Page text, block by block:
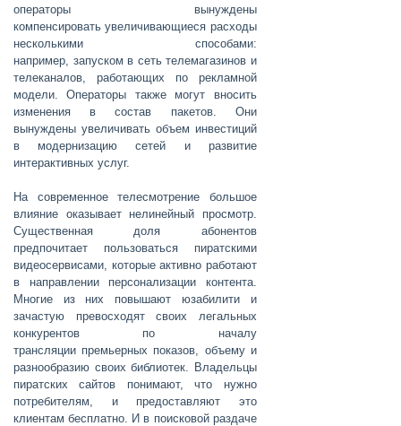
операторы вынуждены
компенсировать увеличивающиеся расходы
несколькими способами:
например, запуском в сеть телемагазинов и
телеканалов, работающих по рекламной
модели. Операторы также могут вносить
изменения в состав пакетов. Они
вынуждены увеличивать объем инвестиций
в модернизацию сетей и развитие
интерактивных услуг.
На современное телесмотрение большое
влияние оказывает нелинейный просмотр.
Существенная доля абонентов
предпочитает пользоваться пиратскими
видеосервисами, которые активно работают
в направлении персонализации контента.
Многие из них повышают юзабилити и
зачастую превосходят своих легальных
конкурентов по началу
трансляции премьерных показов, объему и
разнообразию своих библиотек. Владельцы
пиратских сайтов понимают, что нужно
потребителям, и предоставляют это
клиентам бесплатно. И в поисковой раздаче